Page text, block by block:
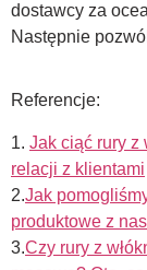
dostawcy za
Następnie
Referencje:
1. Jak ciąć rury z
relacji z klientami
2.Jak
produktowe z
3.Czy rury z